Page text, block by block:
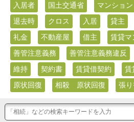
入居者
国土交通省 マンション
退去時
クロス 入居 貸主
礼金
不動産屋 借主
賃貸マ
善管注意義務
善管注意義務違反
維持
契約書 賃貸借契約 賃
原状回復
相殺 原状回復 張り